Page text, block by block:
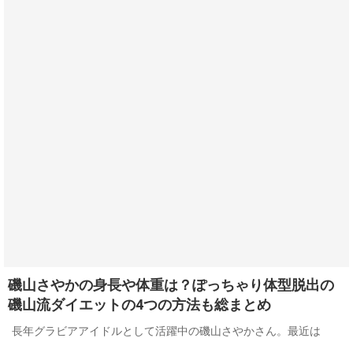
磯山さやかの身長や体重は？ぽっちゃり体型脱出の
磯山流ダイエットの4つの方法も総まとめ
長年グラビアアイドルとして活躍中の磯山さやかさん。最近は